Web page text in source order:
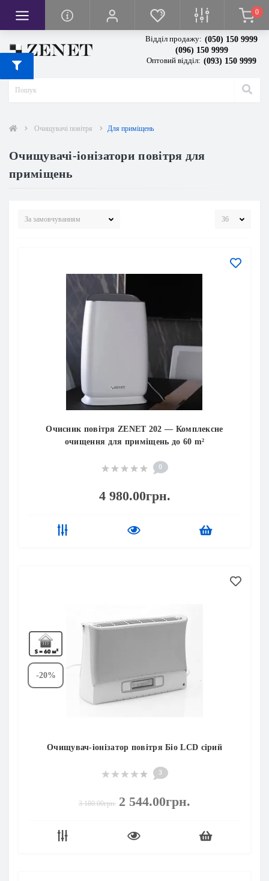
висоти
0
Відділ продажу: (050) 150 9999
(096) 150 9999
Оптовий відділ: (093) 150 9999
Очищувачі повітря Для приміщень
Очищувачі-іонізатори повітря для
приміщень
Очисник повітря ZENET 202 — Комплексне
очищення для приміщень до 60 m²
0
4 980.00грн.
-20%
Очищувач-іонізатор повітря Біо LCD сірий
3
3 180.00грн. 2 544.00грн.